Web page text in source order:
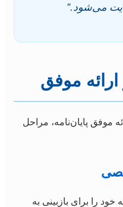
می‌شود.”
موفق پایان‌نامه، مراحل
خود را برای بازبینی به